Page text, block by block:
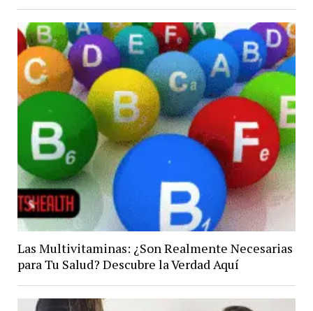
Las Multivitaminas: ¿Son Realmente Necesarias
para Tu Salud? Descubre la Verdad Aquí